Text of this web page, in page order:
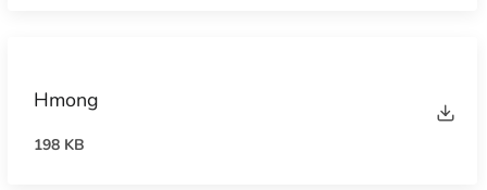
Hmong
198 KB